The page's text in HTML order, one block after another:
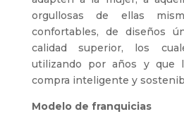
orgullosas de ellas
confortables, de diseños
calidad superior, los
utilizando por años y que
compra inteligente y
Modelo de franquicias